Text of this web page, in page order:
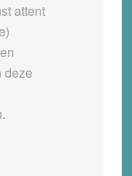
attent
deze